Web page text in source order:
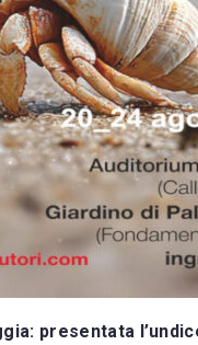
presentata